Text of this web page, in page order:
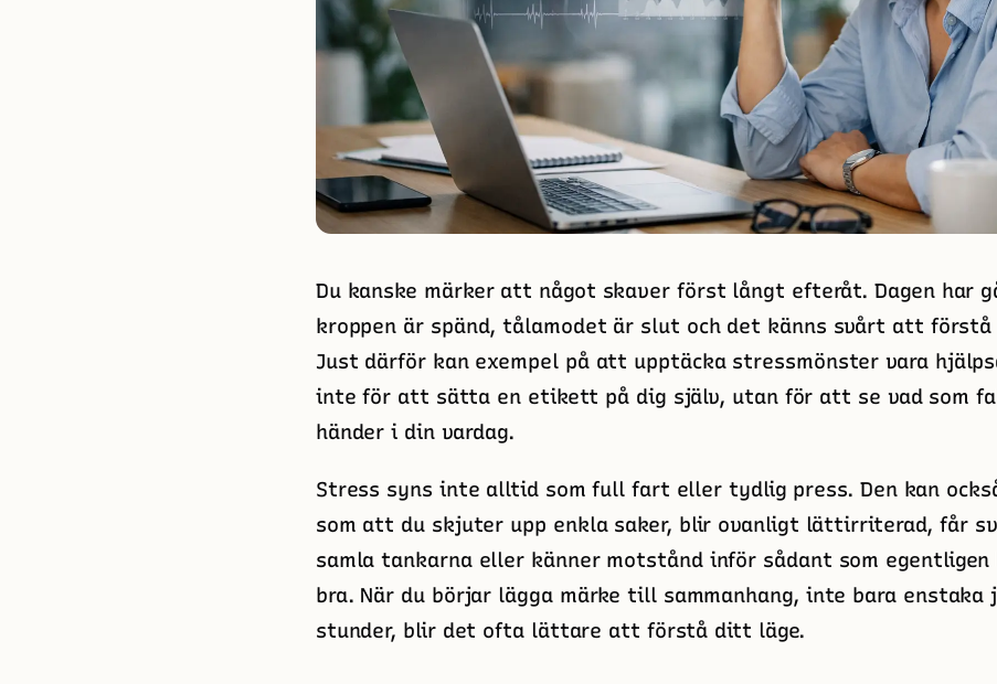
Du kanske märker att något skaver först långt efteråt. Dagen har
kroppen är spänd, tålamodet är slut och det känns svårt att förstå
Just därför kan exempel på att upptäcka stressmönster vara
inte för att sätta en etikett på dig själv, utan för att se vad som
händer i din vardag.
Stress syns inte alltid som full fart eller tydlig press. Den kan
som att du skjuter upp enkla saker, blir ovanligt lättirriterad, får
samla tankarna eller känner motstånd inför sådant som egentligen
bra. När du börjar lägga märke till sammanhang, inte bara enstaka
stunder, blir det ofta lättare att förstå ditt läge.